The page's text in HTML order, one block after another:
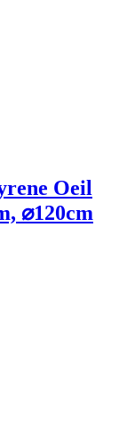
Oeil
⌀120cm